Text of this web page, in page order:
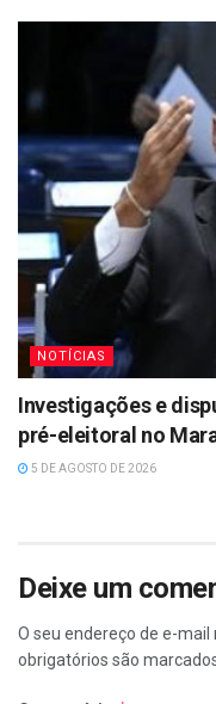
NOTÍCIAS
Investigações e
pré-eleitoral no
5 DE AGOSTO DE 2026
Deixe um
O seu endereço de e-mail
obrigatórios são